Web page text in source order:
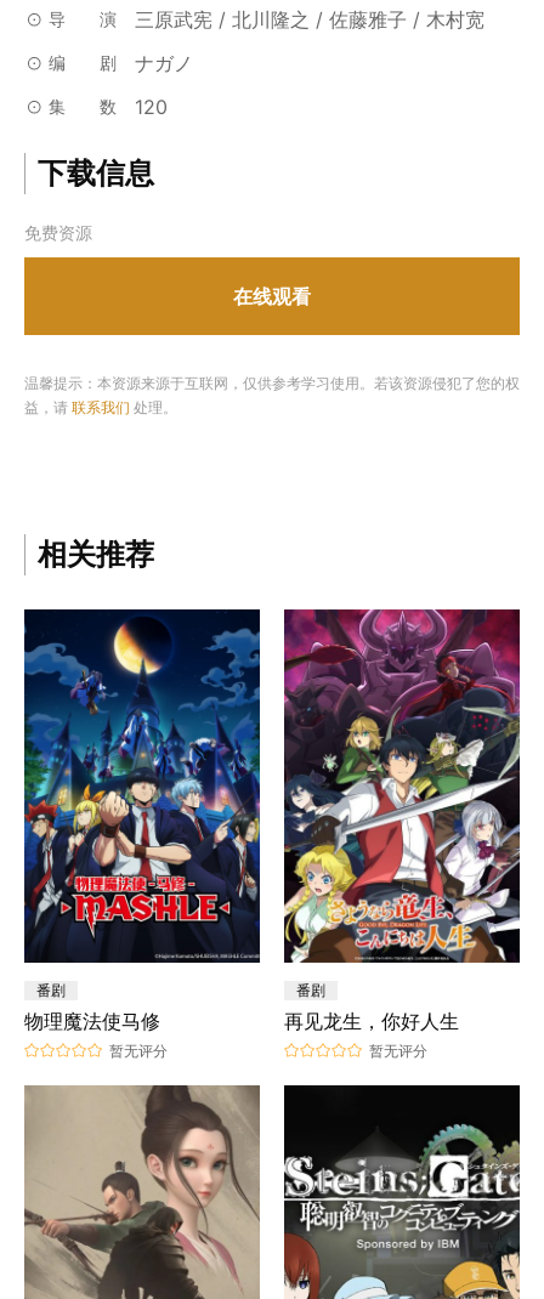
导演 三原武宪 / 北川隆之 / 佐藤雅子 / 木村宽
编剧 ナガノ
集数 120
下载信息
免费资源
在线观看
温馨提示：本资源来源于互联网，仅供参考学习使用。若该资源侵犯了您的权
益，请 联系我们 处理。
相关推荐
番剧
物理魔法使马修
暂无评分
番剧
再见龙生，你好人生
暂无评分